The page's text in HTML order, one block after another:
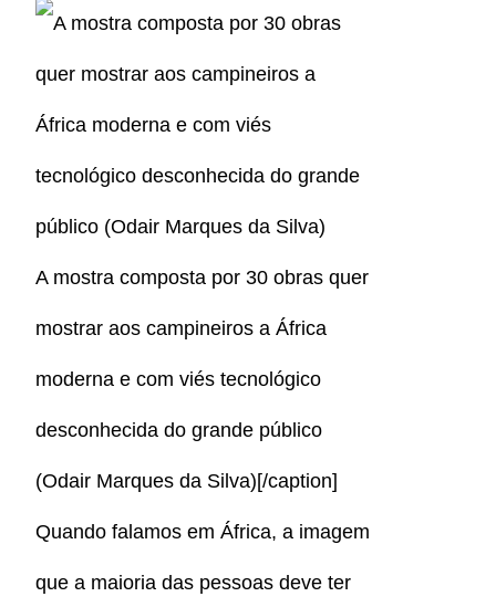
A mostra composta por 30 obras quer
mostrar aos campineiros a África
moderna e com viés tecnológico
desconhecida do grande público
(Odair Marques da Silva)[/caption]
Quando falamos em África, a imagem
que a maioria das pessoas deve ter